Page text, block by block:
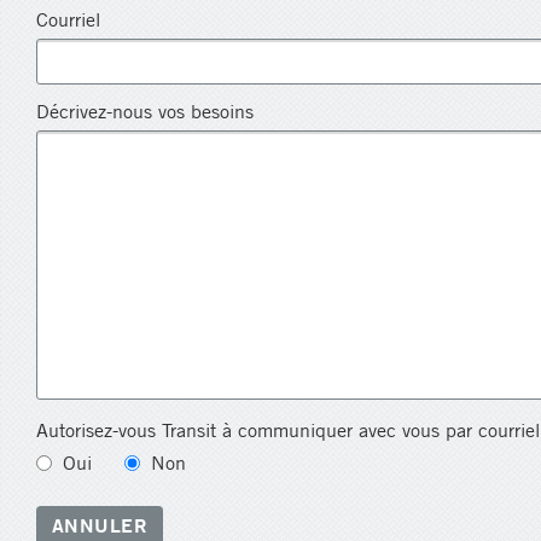
Courriel
Décrivez-nous vos besoins
Autorisez-vous Transit à communiquer avec vous par
Oui
Non
ANNULER